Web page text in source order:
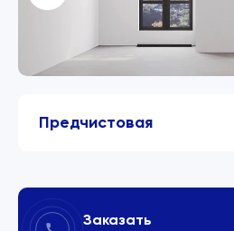
Предчистовая
Заказать